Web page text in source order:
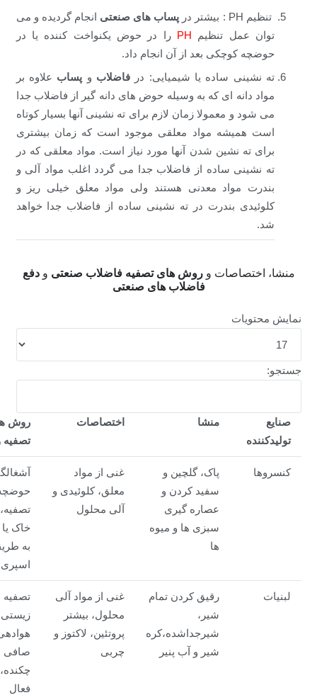
تنظیم PH : بیشتر در
پساب های صنعتی انجام گردیده و می
توان عمل تنظیم PH را در حوض یکنواخت کننده یا در
حوضچه کوچکی بعد از آن انجام داد.
ته نشینی ساده یا شیمیایی: درفاضلاب و پساب علاوه بر
مواد دانه ای که به وسیله حوض های دانه گیر از فاضلاب جدا
می شود و معمولا زمان لازم برای ته نشینی آنها بسیار کوتاه
است همیشه مواد معلقی موجود است که زمان بیشتری
برای ته نشین شدن آنها مورد نیاز است. مواد معلقی که در
ته نشینی ساده از فاضلاب جدا می گردد اغلب مواد آلی و
بندرت مواد معدنی هستند ولی مواد معلق خیلی ریز و
کلوئیدی بندرت در ته نشینی ساده از فاضلاب جدا خواهد
شد.
منشا، اختصاصات وروش های تصفیه فاضلاب صنعتی ودفع
فاضلاب های صنعتی
نمایش محتویات
جستجو:
صنایع
تولیدکننده
منشا اختصاصات
روش
تصفیه
کنسروها
پاک، گلچین و
سفید کردن و
عصاره گیری
سبزی ها و میوه
ها
غنی از مواد
معلق، کلوئیدی و
آلی محلول
خاک یا
به
اسپری
لبنیات
رقیق کردن تمام
شیر،
شیرجداشده،کره
شیر و آب پنیر
غنی از مواد آلی
محلول، بیشتر
پروتئین، لاکتوز و
چربی
تصفیه
صافی
فعال